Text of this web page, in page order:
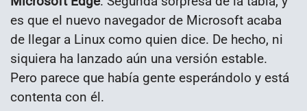
es que el nuevo navegador de Microsoft acaba
de llegar a Linux como quien dice. De hecho, ni
siquiera ha lanzado aún una versión estable.
Pero parece que había gente esperándolo y está
contenta con él.